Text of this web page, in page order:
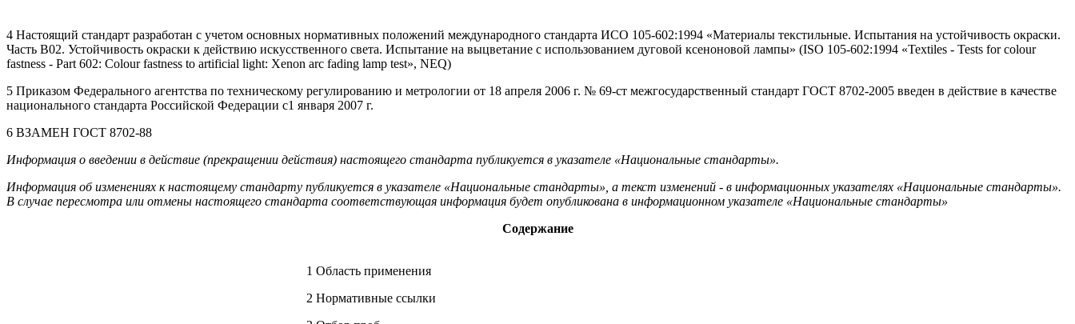
4 Настоящий стандарт разработан с учетом основных нормативных положений международного стандарта ИСО 105-602:1994 «Материалы текстильные. Испытания на устойчивость окраски.
Часть В02. Устойчивость окраски к действию искусственного света. Испытание на выцветание с использованием дуговой ксеноновой лампы» (ISO 105-602:1994 «Textiles - Tests for colour
fastness - Part 602: Colour fastness to artificial light: Xenon arc fading lamp test», NEQ)
5 Приказом Федерального агентства по техническому регулированию и метрологии от 18 апреля 2006 г. № 69-ст межгосударственный стандарт ГОСТ 8702-2005 введен в действие в качестве
национального стандарта Российской Федерации с1 января 2007 г.
6 ВЗАМЕН ГОСТ 8702-88
Информация о введении в действие (прекращении действия) настоящего стандарта публикуется в указателе «Национальные стандарты».
Информация об изменениях к настоящему стандарту публикуется в указателе «Национальные стандарты», а текст изменений - в информационных указателях «Национальные стандарты».
В случае пересмотра или отмены настоящего стандарта соответствующая информация будет опубликована в информационном указателе «Национальные стандарты»
Содержание
1 Область применения
2 Нормативные ссылки